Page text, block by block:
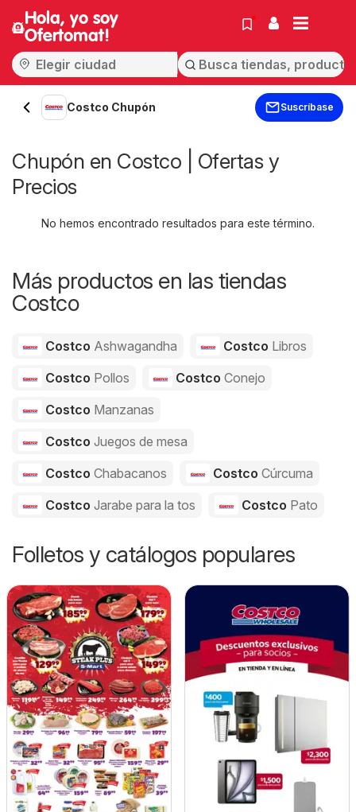
Hola, yo soy
Ofertomat!
Costco Chupón Suscríbase
Chupón en Costco | Ofertas y
Precios
No hemos encontrado resultados para este término.
Más productos en las tiendas
Costco
Costco Ashwagandha Costco Libros
Costco Pollos Costco Conejo
Costco Manzanas
Costco Juegos de mesa
Costco Chabacanos Costco Cúrcuma
Costco Jarabe para la tos Costco Pato
Folletos y catálogos populares